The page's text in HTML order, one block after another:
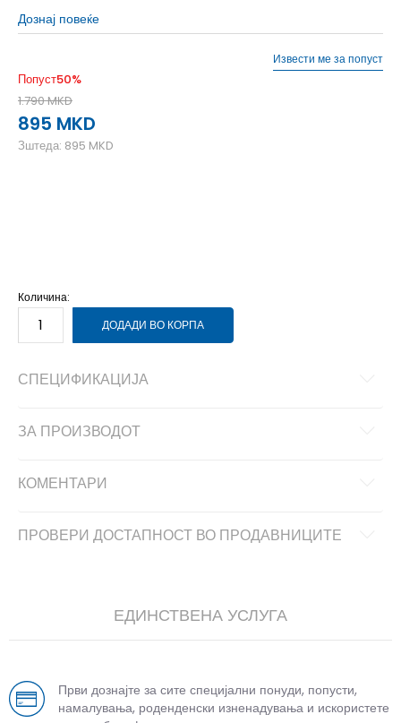
Дознај повеќе
Попуст50%
1.790MKD
895 MKD
Зштеда: 895 MKD
Извести ме за попуст
Количина:
ДОДАДИ ВО КОРПА
СПЕЦИФИКАЦИЈА
ЗА ПРОИЗВОДОТ
КОМЕНТАРИ
ПРОВЕРИ ДОСТАПНОСТ ВО ПРОДАВНИЦИТЕ
ЕДИНСТВЕНА УСЛУГА
Први дознајте за сите специјални понуди, попусти,
намалувања, роденденски изненадувања и искористете